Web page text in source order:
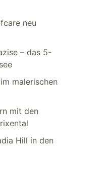
neu
– das 5-
malerischen
mit den
Hill in den